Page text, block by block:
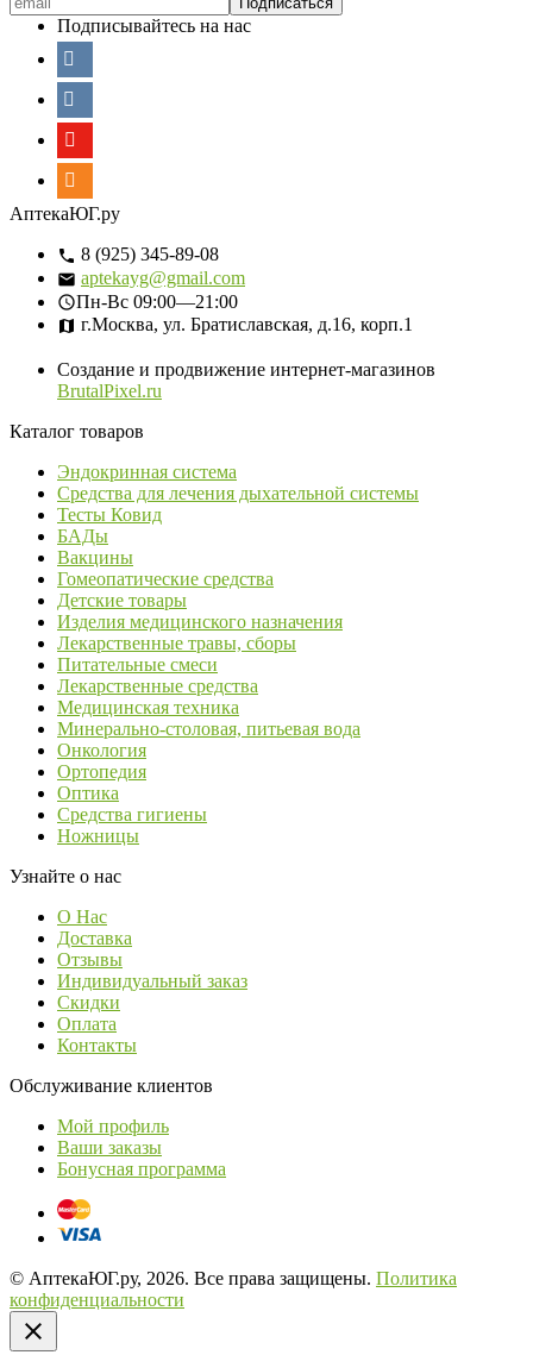
Подписывайтесь на нас
АптекаЮГ.ру
8 (925) 345-89-08
aptekayg@gmail.com
Пн-Вс 09:00—21:00
г.Москва, ул. Братиславская, д.16, корп.1
Создание и продвижение интернет-магазинов
BrutalPixel.ru
Каталог товаров
Эндокринная система
Средства для лечения дыхательной системы
Тесты Ковид
БАДы
Вакцины
Гомеопатические средства
Детские товары
Изделия медицинского назначения
Лекарственные травы, сборы
Питательные смеси
Лекарственные средства
Медицинская техника
Минерально-столовая, питьевая вода
Онкология
Ортопедия
Оптика
Средства гигиены
Ножницы
Узнайте о нас
О Нас
Доставка
Отзывы
Индивидуальный заказ
Скидки
Оплата
Контакты
Обслуживание клиентов
Мой профиль
Ваши заказы
Бонусная программа
© АптекаЮГ.ру, 2026. Все права защищены. Политика
конфиденциальности